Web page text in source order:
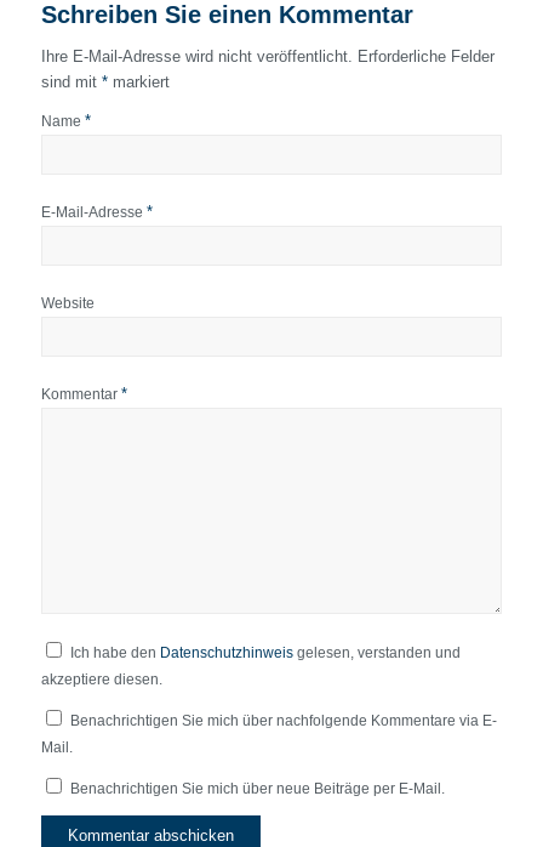
Schreiben Sie einen Kommentar
Ihre E-Mail-Adresse wird nicht veröffentlicht. Erforderliche Felder
sind mit *markiert
Name *
E-Mail-Adresse *
Website
Kommentar *
Ich habe den Datenschutzhinweisgelesen, verstanden und
akzeptiere diesen.
Benachrichtigen Sie mich über nachfolgende Kommentare via E-
Mail.
Benachrichtigen Sie mich über neue Beiträge per E-Mail.